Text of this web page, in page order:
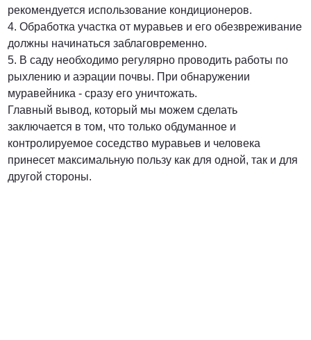
рекомендуется использование кондиционеров.
4. Обработка участка от муравьев и его обезвреживание
должны начинаться заблаговременно.
5. В саду необходимо регулярно проводить работы по
рыхлению и аэрации почвы. При обнаружении
муравейника - сразу его уничтожать.
Главный вывод, который мы можем сделать
заключается в том, что только обдуманное и
контролируемое соседство муравьев и человека
принесет максимальную пользу как для одной, так и для
другой стороны.